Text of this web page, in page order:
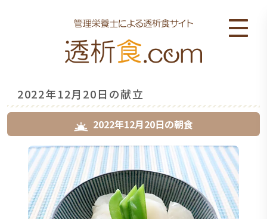
2022年12月20日の献立
2022年12月20日の朝食